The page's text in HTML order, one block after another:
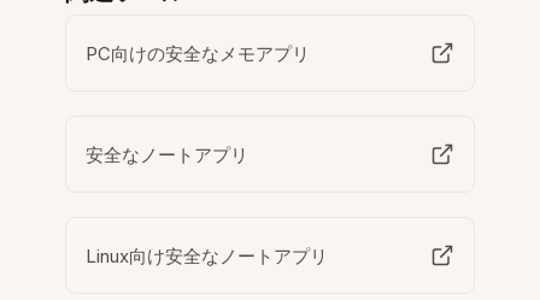
PC向けの安全なメモアプリ
安全なノートアプリ
Linux向け安全なノートアプリ